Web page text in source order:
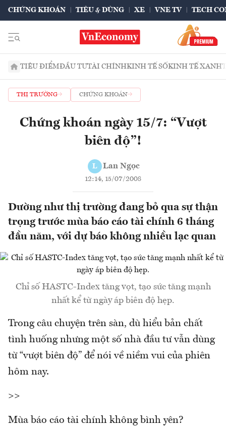
CHỨNG KHOÁN TIÊU & DÙNG XE VNE TV TECH
TIÊU ĐIỂMĐẦU TƯTÀI CHÍNHKINH TẾ SỐKINH TẾ XANH
THỊ TRƯỜNG CHỨNG KHOÁN
Chứng khoán ngày 15/7: “Vượt
biên độ”!
L Lan Ngọc
12:14, 15/07/2008
Dường như thị trường đang bỏ qua sự thận
trọng trước mùa báo cáo tài chính 6 tháng
đầu năm, với dự báo không nhiều lạc quan
Chỉ số HASTC-Index tăng vọt, tạo sức tăng mạnh
nhất kể từ ngày áp biên độ hẹp.
Trong câu chuyện trên sàn, dù hiểu bản chất
tình huống nhưng một số nhà đầu tư vẫn dùng
từ “vượt biên độ” để nói về niềm vui của phiên
hôm nay.
>>
Mùa báo cáo tài chính không bình yên?